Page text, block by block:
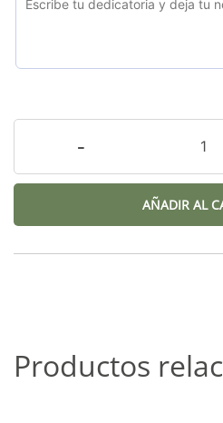
-
AÑADIR AL
Productos